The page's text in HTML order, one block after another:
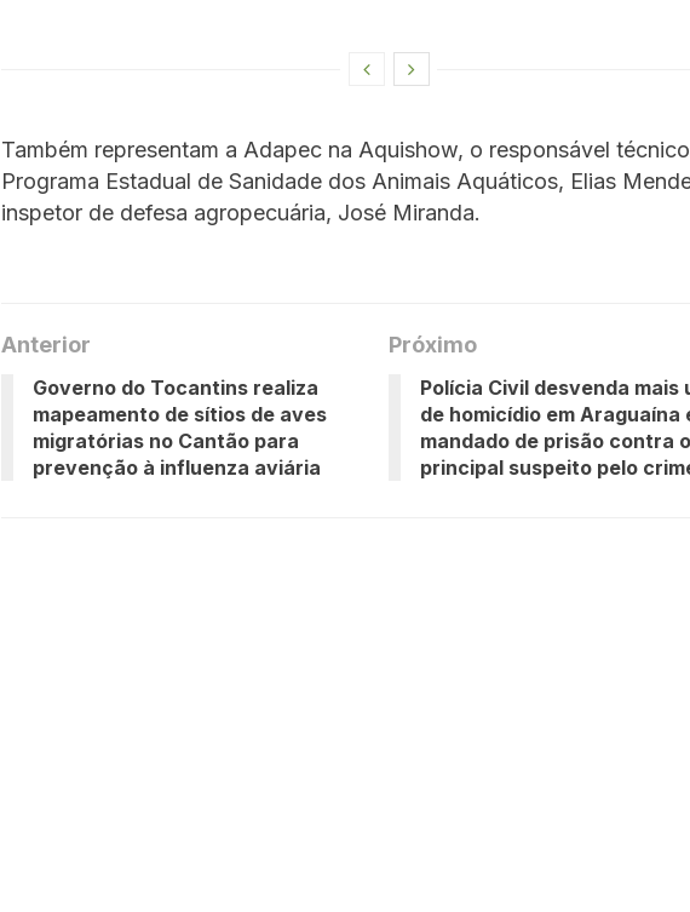
Também representam a Adapec na Aquishow, o responsável
Programa Estadual de Sanidade dos Animais Aquáticos, Elias
inspetor de defesa agropecuária, José Miranda.
Anterior
Governo do Tocantins realiza
mapeamento de sítios de aves
migratórias no Cantão para
prevenção à influenza aviária
Próximo
Polícia Civil desvenda mais
de homicídio em Araguaína
mandado de prisão contra o
principal suspeito pelo